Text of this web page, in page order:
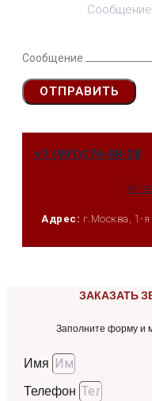
Сообщение
ОТПРАВИТЬ
+7 (991)176-08-28
Адрес: г.Москва, 1-
ЗАКАЗАТЬ
Заполните форму и
Имя
Телефон